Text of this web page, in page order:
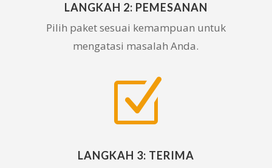
LANGKAH 2: PEMESANAN
Pilih paket sesuai kemampuan untuk
mengatasi masalah Anda.
Z
LANGKAH 3: TERIMA